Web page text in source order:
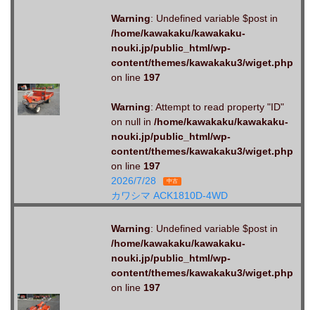
Warning: Undefined variable $post in
/home/kawakaku/kawakaku-
nouki.jp/public_html/wp-
content/themes/kawakaku3/wiget.php
on line 197
Warning: Attempt to read property "ID"
on null in /home/kawakaku/kawakaku-
nouki.jp/public_html/wp-
content/themes/kawakaku3/wiget.php
on line 197
2026/7/28
中古
カワシマ ACK1810D-4WD
Warning: Undefined variable $post in
/home/kawakaku/kawakaku-
nouki.jp/public_html/wp-
content/themes/kawakaku3/wiget.php
on line 197